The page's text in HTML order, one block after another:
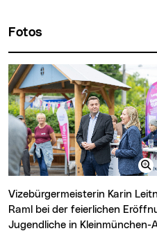
Fotos
Vizebürgermeisterin Karin
Raml bei der feierlichen
Jugendliche in Kleinmünchen-